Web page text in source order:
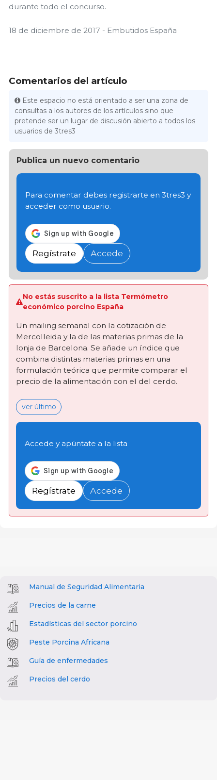
durante todo el concurso.
18 de diciembre de 2017 - Embutidos España
Comentarios del artículo
Este espacio no está orientado a ser una zona de
consultas a los autores de los artículos sino que
pretende ser un lugar de discusión abierto a todos los
usuarios de 3tres3
Publica un nuevo comentario
Para comentar debes registrarte en 3tres3 y
acceder como usuario.
Regístrate Accede
No estás suscrito a la lista Termómetro
económico porcino España
Un mailing semanal con la cotización de
Mercolleida y la de las materias primas de la
lonja de Barcelona. Se añade un índice que
combina distintas materias primas en una
formulación teórica que permite comparar el
precio de la alimentación con el del cerdo.
ver último
Accede y apúntate a la lista
Regístrate Accede
Manual de Seguridad Alimentaria
Precios de la carne
Estadísticas del sector porcino
Peste Porcina Africana
Guía de enfermedades
Precios del cerdo